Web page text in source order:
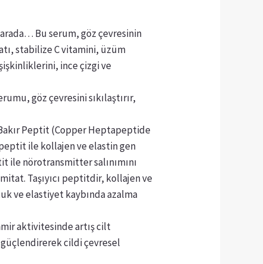
Bu serum, göz çevresinin
stabilize C vitamini, üzüm
ince çizgi ve
göz çevresini sıkılaştırır,
Peptit (Copper Heptapeptide
ile kollajen ve elastin gen
nörotransmitter salınımını
Taşıyıcı peptitdir, kollajen ve
ve elastiyet kaybında azalma
aktivitesinde artış cilt
cildi çevresel